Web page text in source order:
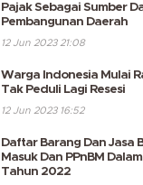
Pajak Sebagai Sumber
Pembangunan Daerah
12 Jun 2023 21:08
Warga Indonesia Mulai
Tak Peduli Lagi Resesi
12 Jun 2023 16:52
Daftar Barang Dan Jasa
Masuk Dan PPnBM
Tahun 2022